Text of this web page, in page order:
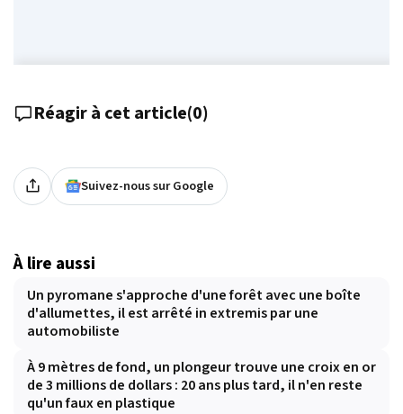
Réagir à cet article(0)
Suivez-nous sur Google
À lire aussi
Un pyromane s'approche d'une forêt avec une boîte
d'allumettes, il est arrêté in extremis par une
automobiliste
À 9 mètres de fond, un plongeur trouve une croix en or
de 3 millions de dollars : 20 ans plus tard, il n'en reste
qu'un faux en plastique